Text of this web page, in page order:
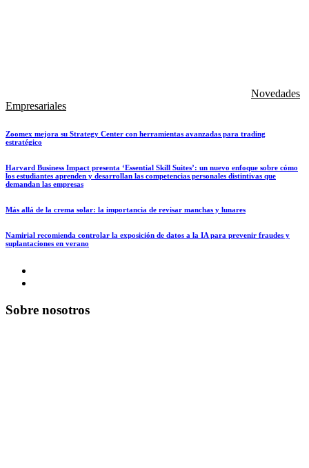
Novedades
Empresariales
Zoomex mejora su Strategy Center con herramientas avanzadas para trading
estratégico
Harvard Business Impact presenta ‘Essential Skill Suites’: un nuevo enfoque sobre cómo
los estudiantes aprenden y desarrollan las competencias personales distintivas que
demandan las empresas
Más allá de la crema solar: la importancia de revisar manchas y lunares
Namirial recomienda controlar la exposición de datos a la IA para prevenir fraudes y
suplantaciones en verano
Sobre nosotros